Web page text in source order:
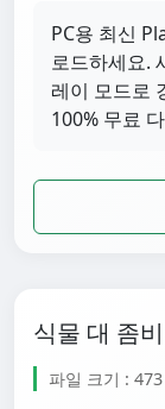
PC용 최신
로드하세요.
레이 모드로
100% 무료
식물 대 좀
파일 크기 :